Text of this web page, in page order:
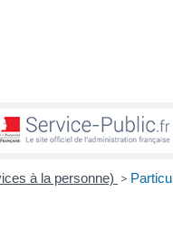
à la personne) >